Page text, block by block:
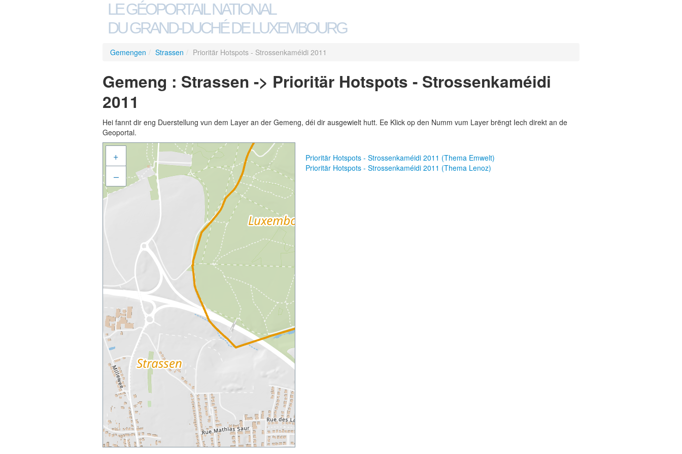
LE GÉOPORTAIL NATIONAL
DU GRAND-DUCHÉ DE LUXEMBOURG
Gemengen / Strassen / Prioritär Hotspots - Strossenkaméidi 2011
Gemeng : Strassen -> Prioritär Hotspots - Strossenkaméidi
2011
Hei fannt dir eng Duerstellung vun dem Layer an der Gemeng, déi dir ausgewielt hutt. Ee Klick op den Numm vum Layer brëngt Iech direkt an de
Geoportal.
+
–
Prioritär Hotspots - Strossenkaméidi 2011 (Thema Emwelt)
Prioritär Hotspots - Strossenkaméidi 2011 (Thema Lenoz)